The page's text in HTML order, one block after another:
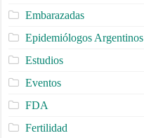
Embarazadas
Epidemiólogos Argentinos
Estudios
Eventos
FDA
Fertilidad